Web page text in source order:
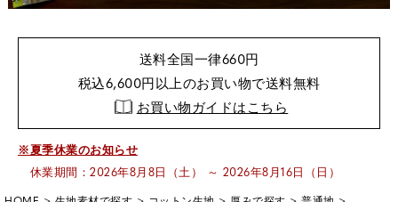
送料全国一律660円
税込6,600円以上のお買い物で送料無料
お買い物ガイドはこちら
※夏季休業のお知らせ
休業期間：2026年8月8日（土） ～ 2026年8月16日（日）